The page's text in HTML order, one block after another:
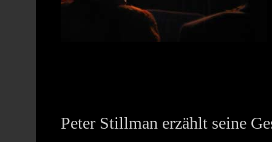
Peter Stillman erzählt seine